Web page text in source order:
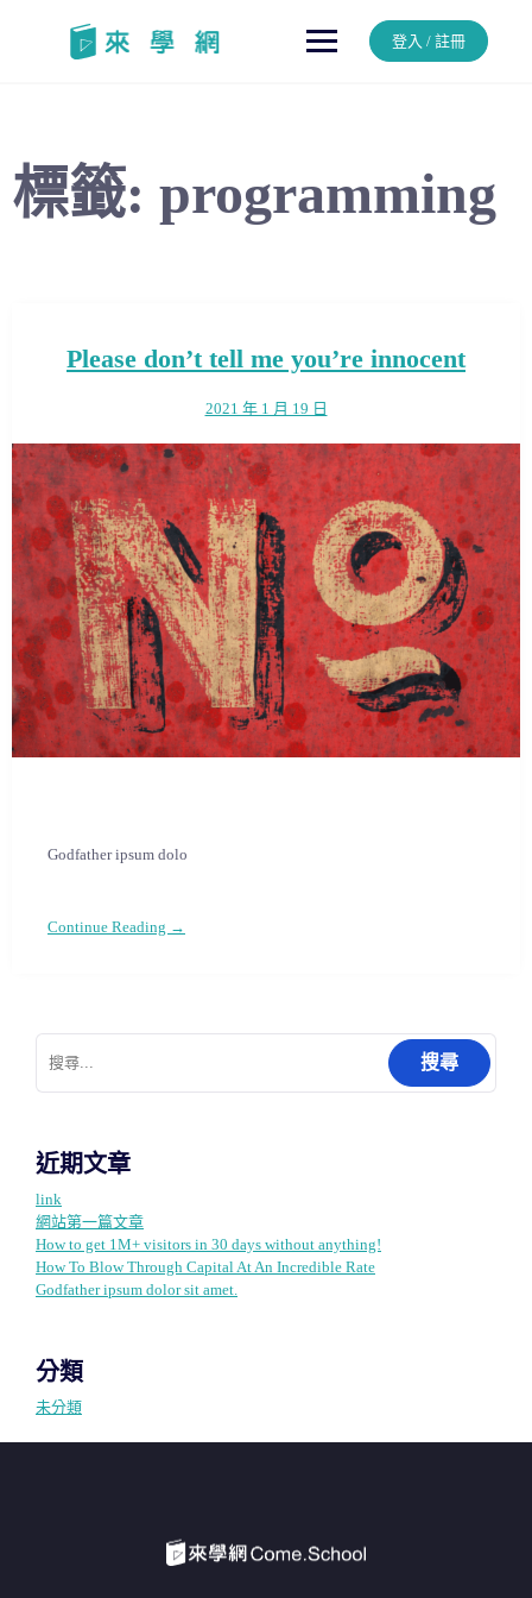
登入 / 註冊
標籤: programming
Please don’t tell me you’re innocent
2021 年 1 月 19 日
Godfather ipsum dolo
Continue Reading →
搜
尋
關
近期文章
link
網站第一篇文章
How to get 1M+ visitors in 30 days without anything!
How To Blow Through Capital At An Incredible Rate
Godfather ipsum dolor sit amet.
分類
未分類